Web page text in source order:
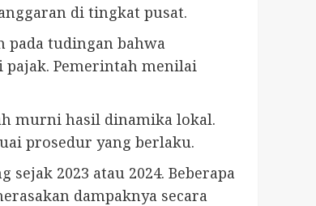
di tingkat pusat.
pada tudingan bahwa
pajak. Pemerintah menilai
murni hasil dinamika lokal.
prosedur yang berlaku.
2023 atau 2024. Beberapa
dampaknya secara